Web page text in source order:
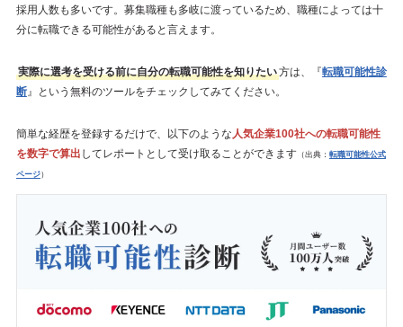
採用人数も多いです。募集職種も多岐に渡っているため、職種によっては十
分に転職できる可能性があると言えます。
実際に選考を受ける前に自分の転職可能性を知りたい方は、『転職可能性診
断』という無料のツールをチェックしてみてください。
簡単な経歴を登録するだけで、以下のような 人気企業100社への転職可能性
を数字で算出 してレポートとして受け取ることができます（出典： 転職可能性公式
ページ）